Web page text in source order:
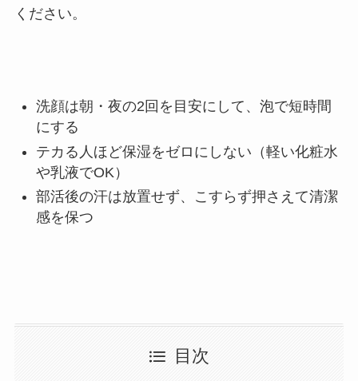
ください。
洗顔は朝・夜の2回を目安にして、泡で短時間
にする
テカる人ほど保湿をゼロにしない（軽い化粧水
や乳液でOK）
部活後の汗は放置せず、こすらず押さえて清潔
感を保つ
目次